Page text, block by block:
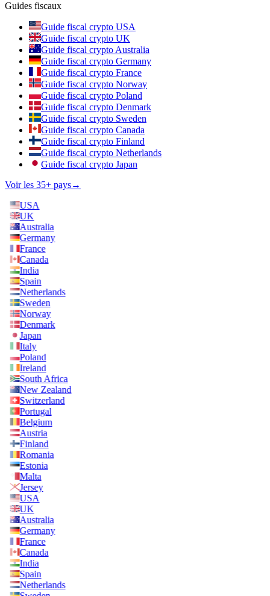
Guides fiscaux
Guide fiscal crypto USA
Guide fiscal crypto UK
Guide fiscal crypto Australia
Guide fiscal crypto Germany
Guide fiscal crypto France
Guide fiscal crypto Norway
Guide fiscal crypto Poland
Guide fiscal crypto Denmark
Guide fiscal crypto Sweden
Guide fiscal crypto Canada
Guide fiscal crypto Finland
Guide fiscal crypto Netherlands
Guide fiscal crypto Japan
Voir les 35+ pays→
USA
UK
Australia
Germany
France
Canada
India
Spain
Netherlands
Sweden
Norway
Denmark
Japan
Italy
Poland
Ireland
South Africa
New Zealand
Switzerland
Portugal
Belgium
Austria
Finland
Romania
Estonia
Malta
Jersey
USA
UK
Australia
Germany
France
Canada
India
Spain
Netherlands